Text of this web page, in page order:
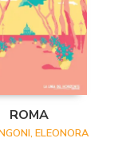
ROMA
ELEONORA